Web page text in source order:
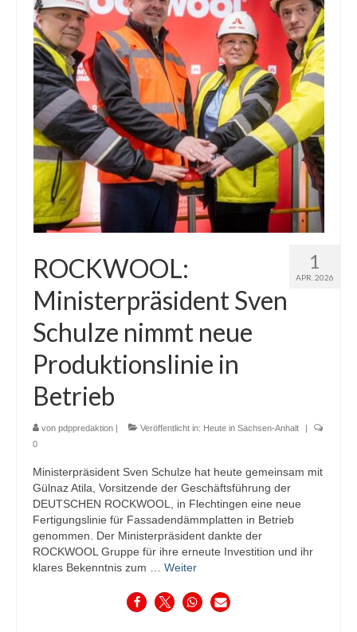
1
APR. 2026
ROCKWOOL:
Ministerpräsident Sven
Schulze nimmt neue
Produktionslinie in
Betrieb
von pdppredaktion Veröffentlicht in: Heute in Sachsen-Anhalt
0
Ministerpräsident Sven Schulze hat heute gemeinsam mit
Gülnaz Atila, Vorsitzende der Geschäftsführung der
DEUTSCHEN ROCKWOOL, in Flechtingen eine neue
Fertigungslinie für Fassadendämmplatten in Betrieb
genommen. Der Ministerpräsident dankte der
ROCKWOOL Gruppe für ihre erneute Investition und ihr
klares Bekenntnis zum … Weiter